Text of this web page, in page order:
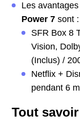
Les
Power 7 sont :
SFR Box 8
Vision,
(Inclus) /
Netflix +
pendant 6
Tout